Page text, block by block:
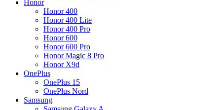
Honor
Honor 400
Honor 400 Lite
Honor 400 Pro
Honor 600
Honor 600 Pro
Honor Magic 8 Pro
Honor X9d
OnePlus
OnePlus 15
OnePlus Nord
Samsung